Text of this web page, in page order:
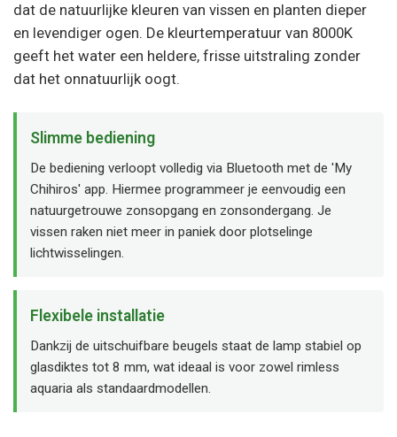
dat de natuurlijke kleuren van vissen en planten dieper
en levendiger ogen. De kleurtemperatuur van 8000K
geeft het water een heldere, frisse uitstraling zonder
dat het onnatuurlijk oogt.
Slimme bediening
De bediening verloopt volledig via Bluetooth met de 'My
Chihiros' app. Hiermee programmeer je eenvoudig een
natuurgetrouwe zonsopgang en zonsondergang. Je
vissen raken niet meer in paniek door plotselinge
lichtwisselingen.
Flexibele installatie
Dankzij de uitschuifbare beugels staat de lamp stabiel op
glasdiktes tot 8 mm, wat ideaal is voor zowel rimless
aquaria als standaardmodellen.